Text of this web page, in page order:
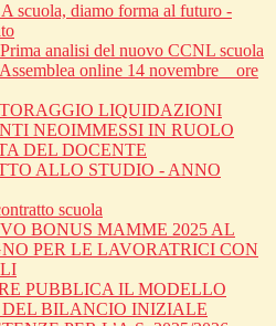
scuola, diamo forma al futuro -
analisi del nuovo CCNL scuola
online 14 novembre _ ore
LIQUIDAZIONI
NEOIMMESSI IN RUOLO
DEL DOCENTE
ALLO STUDIO - ANNO
scuola
BONUS MAMME 2025 AL
PER LE LAVORATRICI CON
PUBBLICA IL MODELLO
BILANCIO INIZIALE